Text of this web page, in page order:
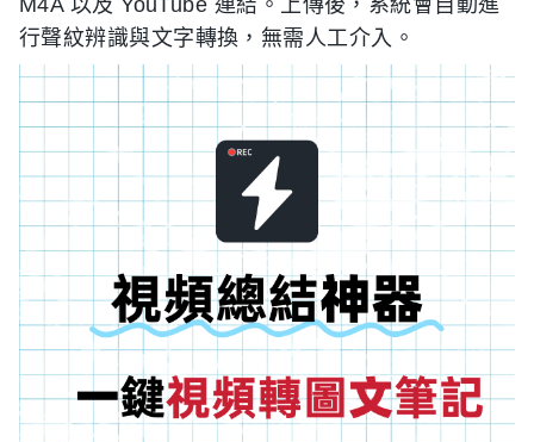
M4A 以及 YouTube 連結。上傳後，系統會自動進
行聲紋辨識與文字轉換，無需人工介入。